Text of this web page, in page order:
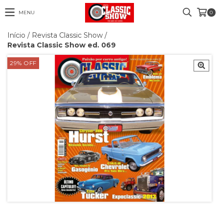
MENU 0
Início / Revista Classic Show /
Revista Classic Show ed. 069
29% OFF